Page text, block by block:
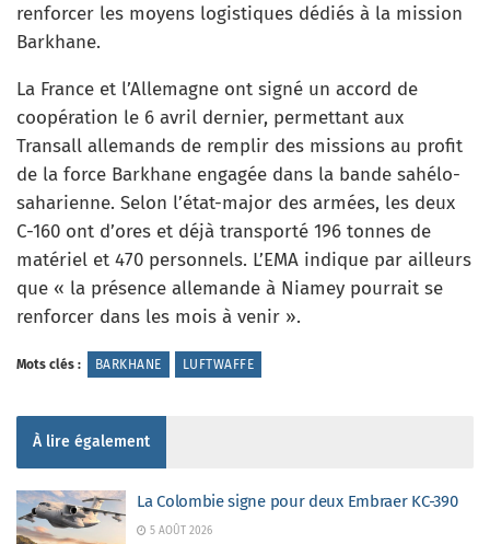
renforcer les moyens logistiques dédiés à la mission
Barkhane.
La France et l’Allemagne ont signé un accord de
coopération le 6 avril dernier, permettant aux
Transall allemands de remplir des missions au profit
de la force Barkhane engagée dans la bande sahélo-
saharienne. Selon l’état-major des armées, les deux
C-160 ont d’ores et déjà transporté 196 tonnes de
matériel et 470 personnels. L’EMA indique par ailleurs
que « la présence allemande à Niamey pourrait se
renforcer dans les mois à venir ».
Mots clés : BARKHANE LUFTWAFFE
À lire également
La Colombie signe pour deux Embraer KC-390
5 AOÛT 2026